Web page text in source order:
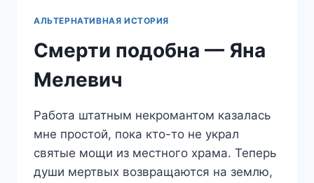
АЛЬТЕРНАТИВНАЯ ИСТОРИЯ
Смерти подобна — Яна
Мелевич
Работа штатным некромантом казалась
мне простой, пока кто-то не украл
святые мощи из местного храма. Теперь
души мертвых возвращаются на землю,